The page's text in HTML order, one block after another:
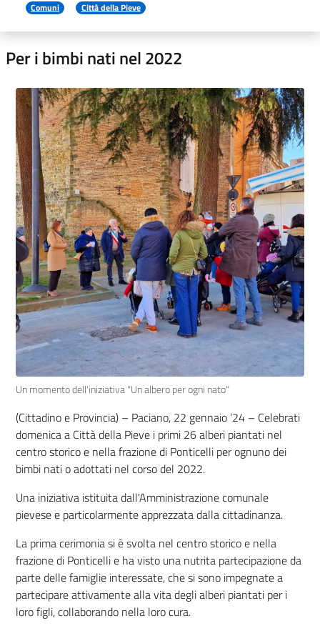
Comuni Città della Pieve
Per i bimbi nati nel 2022
Un momento dell'iniziativa "Un albero per ogni nato"
(Cittadino e Provincia) – Paciano, 22 gennaio ‘24 – Celebrati
domenica a Città della Pieve i primi 26 alberi piantati nel
centro storico e nella frazione di Ponticelli per ognuno dei
bimbi nati o adottati nel corso del 2022.
Una iniziativa istituita dall'Amministrazione comunale
pievese e particolarmente apprezzata dalla cittadinanza.
La prima cerimonia si è svolta nel centro storico e nella
frazione di Ponticelli e ha visto una nutrita partecipazione da
parte delle famiglie interessate, che si sono impegnate a
partecipare attivamente alla vita degli alberi piantati per i
loro figli, collaborando nella loro cura.